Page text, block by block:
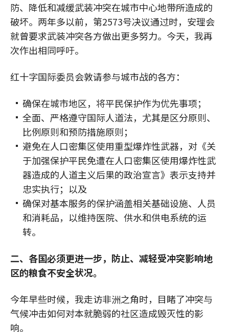
防、降低和减缓武装冲突在城市中心地带所造成的
破坏。两年多以前，第2573号决议通过时，安理会
就曾要求武装冲突各方做出更多努力。今天，我再
次作出相同呼吁。
红十字国际委员会敦请参与城市战的各方：
确保在城市地区，将平民保护作为优先事项；
全面、严格遵守国际人道法，尤其是区分原则、
比例原则和预防措施原则；
避免在人口密集区使用重型爆炸性武器，对《关
于加强保护平民免遭在人口密集区使用爆炸性武
器造成的人道主义后果的政治宣言》表示支持并
忠实执行；以及
确保对基本服务的保护涵盖相关基础设施、人员
和消耗品，以维持医院、供水和供电系统的运
转。
二、各国必须更进一步，防止、减轻受冲突影响地
区的粮食不安全状况。
今年早些时候，我走访非洲之角时，目睹了冲突与
气候冲击如何对本就脆弱的社区造成毁灭性的影
响。